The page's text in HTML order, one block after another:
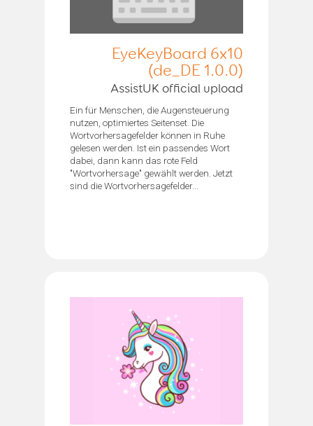
EyeKeyBoard 6x10
(de_DE 1.0.0)
AssistUK official upload
Ein für Menschen, die Augensteuerung
nutzen, optimiertes Seitenset. Die
Wortvorhersagefelder können in Ruhe
gelesen werden. Ist ein passendes Wort
dabei, dann kann das rote Feld
"Wortvorhersage" gewählt werden. Jetzt
sind die Wortvorhersagefelder...